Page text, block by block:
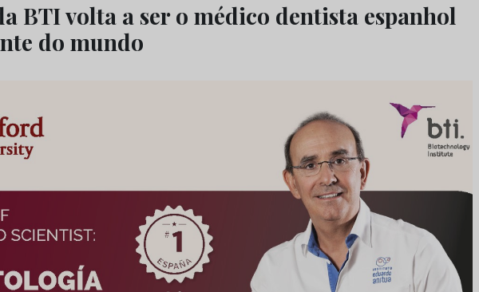
BTI volta a ser o médico dentista espanhol
do mundo